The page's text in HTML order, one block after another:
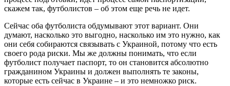
скажем так, футболистов – об этом еще речь не идет.
Сейчас оба футболиста обдумывают этот вариант. Они
думают, насколько это выгодно, насколько им это нужно, как
они себя собираются связывать с Украиной, потому что есть
своего рода риски. Мы же должны понимать, что если
футболист получает паспорт, то он становится абсолютно
гражданином Украины и должен выполнять те законы,
которые есть сейчас в Украине – и это немножко риск.